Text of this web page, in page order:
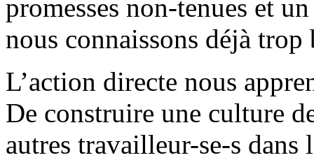
promesses non-tenues et
nous connaissons déjà trop
L’action directe nous
De construire une culture
autres travailleur-se-s dans